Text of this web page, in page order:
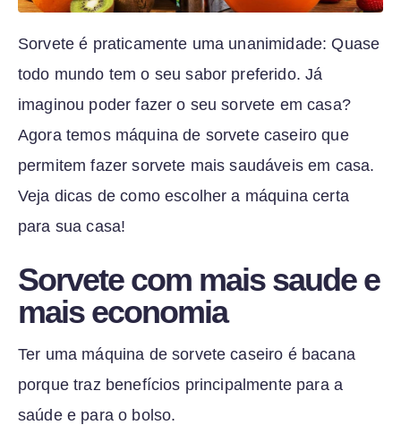
Sorvete é praticamente uma unanimidade: Quase
todo mundo tem o seu sabor preferido. Já
imaginou poder fazer o seu sorvete em casa?
Agora temos máquina de sorvete caseiro que
permitem fazer sorvete mais saudáveis em casa.
Veja dicas de como escolher a máquina certa
para sua casa!
Sorvete com mais saude e
mais economia
Ter uma máquina de sorvete caseiro é bacana
porque traz benefícios principalmente para a
saúde e para o bolso.